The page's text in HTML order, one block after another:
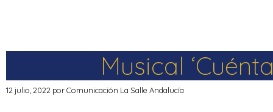
Musical
12 julio, 2022 porComunicación La Salle Andalucía